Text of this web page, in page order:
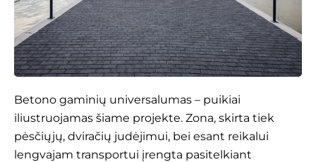
Betono gaminių universalumas – puikiai
iliustruojamas šiame projekte. Zona, skirta tiek
pėsčiųjų, dviračių judėjimui, bei esant reikalui
lengvajam transportui įrengta pasitelkiant